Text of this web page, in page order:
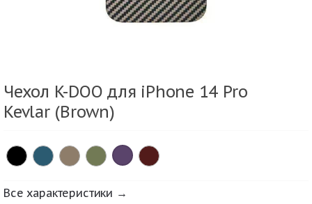
Чехол K-DOO для iPhone 14 Pro
Kevlar (Brown)
×
Все характеристики →